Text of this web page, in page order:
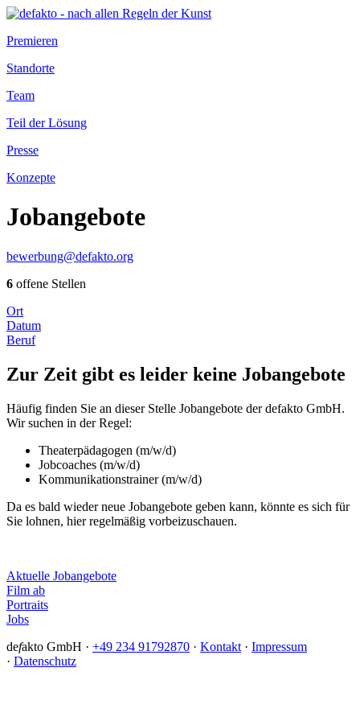
Premieren
Standorte
Team
Teil der Lösung
Presse
Konzepte
Jobangebote
bewerbung@defakto.org
6 offene Stellen
Ort
Datum
Beruf
Zur Zeit gibt es leider keine Jobangebote
Häufig finden Sie an dieser Stelle Jobangebote der defakto GmbH.
Wir suchen in der Regel:
Theaterpädagogen (m/w/d)
Jobcoaches (m/w/d)
Kommunikationstrainer (m/w/d)
Da es bald wieder neue Jobangebote geben kann, könnte es sich für
Sie lohnen, hier regelmäßig vorbeizuschauen.
Aktuelle Jobangebote
Film ab
Portraits
Jobs
defakto GmbH · +49 234 91792870 · Kontakt · Impressum
· Datenschutz